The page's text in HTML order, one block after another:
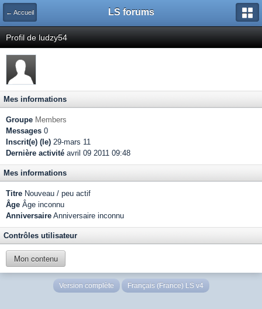
← Accueil LS forums
Profil de ludzy54
Mes informations
Groupe Members
Messages 0
Inscrit(e) (le) 29-mars 11
Dernière activité avril 09 2011 09:48
Mes informations
Titre Nouveau / peu actif
Âge Âge inconnu
Anniversaire Anniversaire inconnu
Contrôles utilisateur
Mon contenu
Version complète Français (France) LS v4